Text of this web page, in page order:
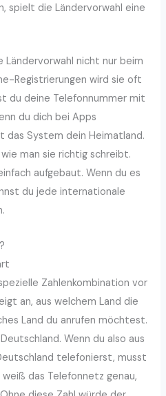
spielt die Ländervorwahl eine
nicht nur beim
Registrierungen wird sie oft
du deine Telefonnummer mit
du dich bei Apps
das System dein Heimatland.
man sie richtig schreibt.
aufgebaut. Wenn du es
du jede internationale
Zahlenkombination vor
an, aus welchem Land die
Land du anrufen möchtest.
Wenn du also aus
telefonierst, musst
das Telefonnetz genau,